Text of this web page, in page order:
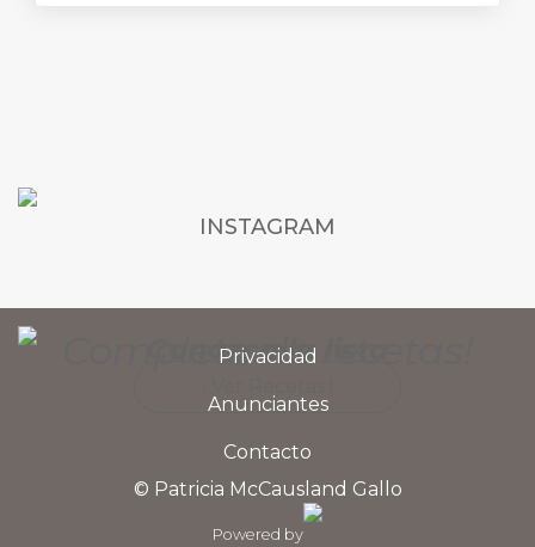
INSTAGRAM
Conozca la lista
Completa de recetas!
Privacidad
Anunciantes
Contacto
© Patricia McCausland Gallo
Powered by